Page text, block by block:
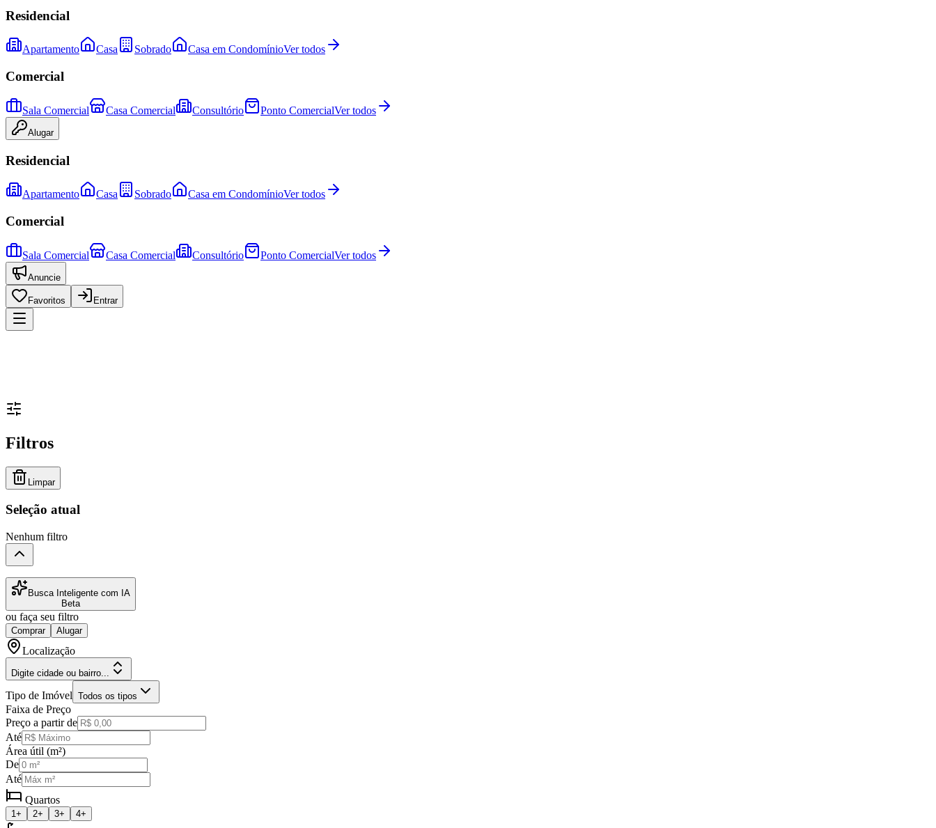
Residencial
Apartamento Casa Sobrado Casa em CondomínioVer todos
Comercial
Sala Comercial Casa Comercial Consultório Ponto ComercialVer todos
Alugar
Residencial
Apartamento Casa Sobrado Casa em CondomínioVer todos
Comercial
Sala Comercial Casa Comercial Consultório Ponto ComercialVer todos
Anuncie
Favoritos Entrar
Filtros
Limpar
Seleção atual
Nenhum filtro
Busca Inteligente com IA
Beta
ou faça seu filtro
Comprar Alugar
Localização
Digite cidade ou bairro...
Tipo de Imóvel Todos os tipos
Faixa de Preço
Preço a partir de
Até
Área útil (m²)
De
Até
Quartos
1+ 2+ 3+ 4+